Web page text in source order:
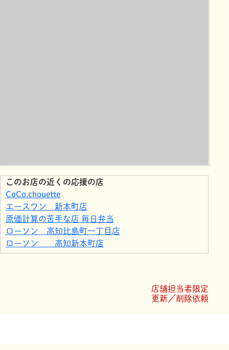
このお店の近くの応援の店
CoCo.chouette
エースワン 新本町店
原価計算の苦手な店 毎日弁当
ローソン 高知比島町一丁目店
ローソン 高知新本町店
さざ波本店
店舗担当者限定
更新／削除依頼